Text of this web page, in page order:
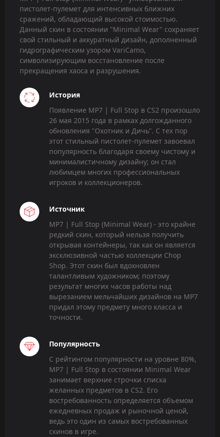
пистолет-пулемет для интенсивных ближних
сражений, обладающий высокой стоимостью.
Данный скин в состоянии "Minimal Wear" сохраняет
свой стильный и аккуратный дизайн, дополненный
гидрографическим узором VariCamo,
символизирующим восстановление после
прекращения хаоса и разрушения.
История
Появление MP7 | Full Stop в CS2 произошло
26 мая 2015 года в рамках долгожданного
обновления "Охотник и Дичь". С тех пор
этот стильный пистолет-пулемет завоевал
популярность благодаря своему чистому и
минималистичному дизайну; он стал
любимцем многих профессиональных
игроков и коллекционеров.
Источник
MP7 | Full Stop (Minimal Wear) - это крайне
редкий скин, который нельзя получить
открывая контейнеры, так как он является
эксклюзивной частью коллекции Chop
Shop. Этот скин был вдохновлен
талантливым художником; поэтому
результат многих часов работы над
вырезанием мельчайших дизайнов на MP7
придал этому предмету много класса и
точности.
Популярность
С рейтингом популярности на уровне 80%,
MP7 | Full Stop в состоянии Minimal Wear
занимает верхние строчки списка
желанных предметов в CS2. Его
востребованность определяется объемом
ежедневных продаж и рыночной ценой,
ведь это один из самых востребованных
скинов в игре.